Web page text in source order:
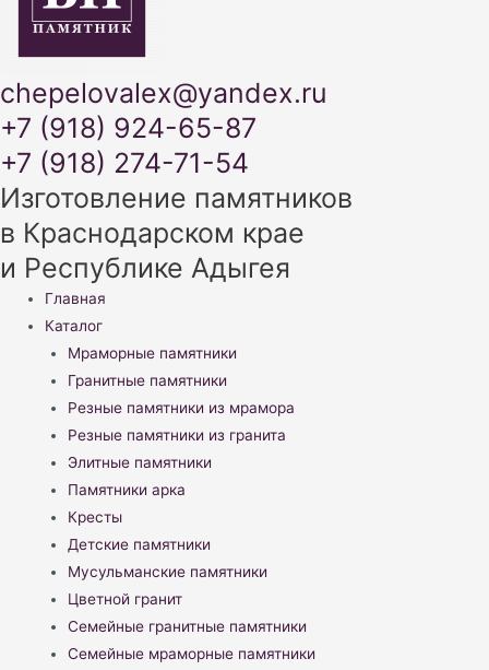
chepelovalex@yandex.ru
+7 (918) 924-65-87
+7 (918) 274-71-54
Изготовление памятников
в Краснодарском крае
и Республике Адыгея
Меню
Главная
Каталог
Мраморные памятники
Гранитные памятники
Резные памятники из мрамора
Резные памятники из гранита
Элитные памятники
Памятники арка
Кресты
Детские памятники
Мусульманские памятники
Цветной гранит
Семейные гранитные памятники
Семейные мраморные памятники